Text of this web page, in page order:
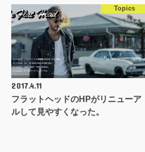
Topics
2017.4.11
フラットヘッドのHPがリニューア
ルして見やすくなった。